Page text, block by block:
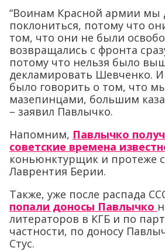
“Воинам Красной армии мы
поклониться, потому что
том, что они не были
возвращались с фронта
потому что нельзя было
декламировать Шевченко.
было говорить о том, что
мазепинцами, большим
– заявил Павлычко.
Напомним, Павлычко
советские времена
коньюнктурщик и протеже
Лаврентия Берии.
Также, уже после распада
попали доносы Павлычко
литераторов в КГБ и по
частности, по доносу
Стус.